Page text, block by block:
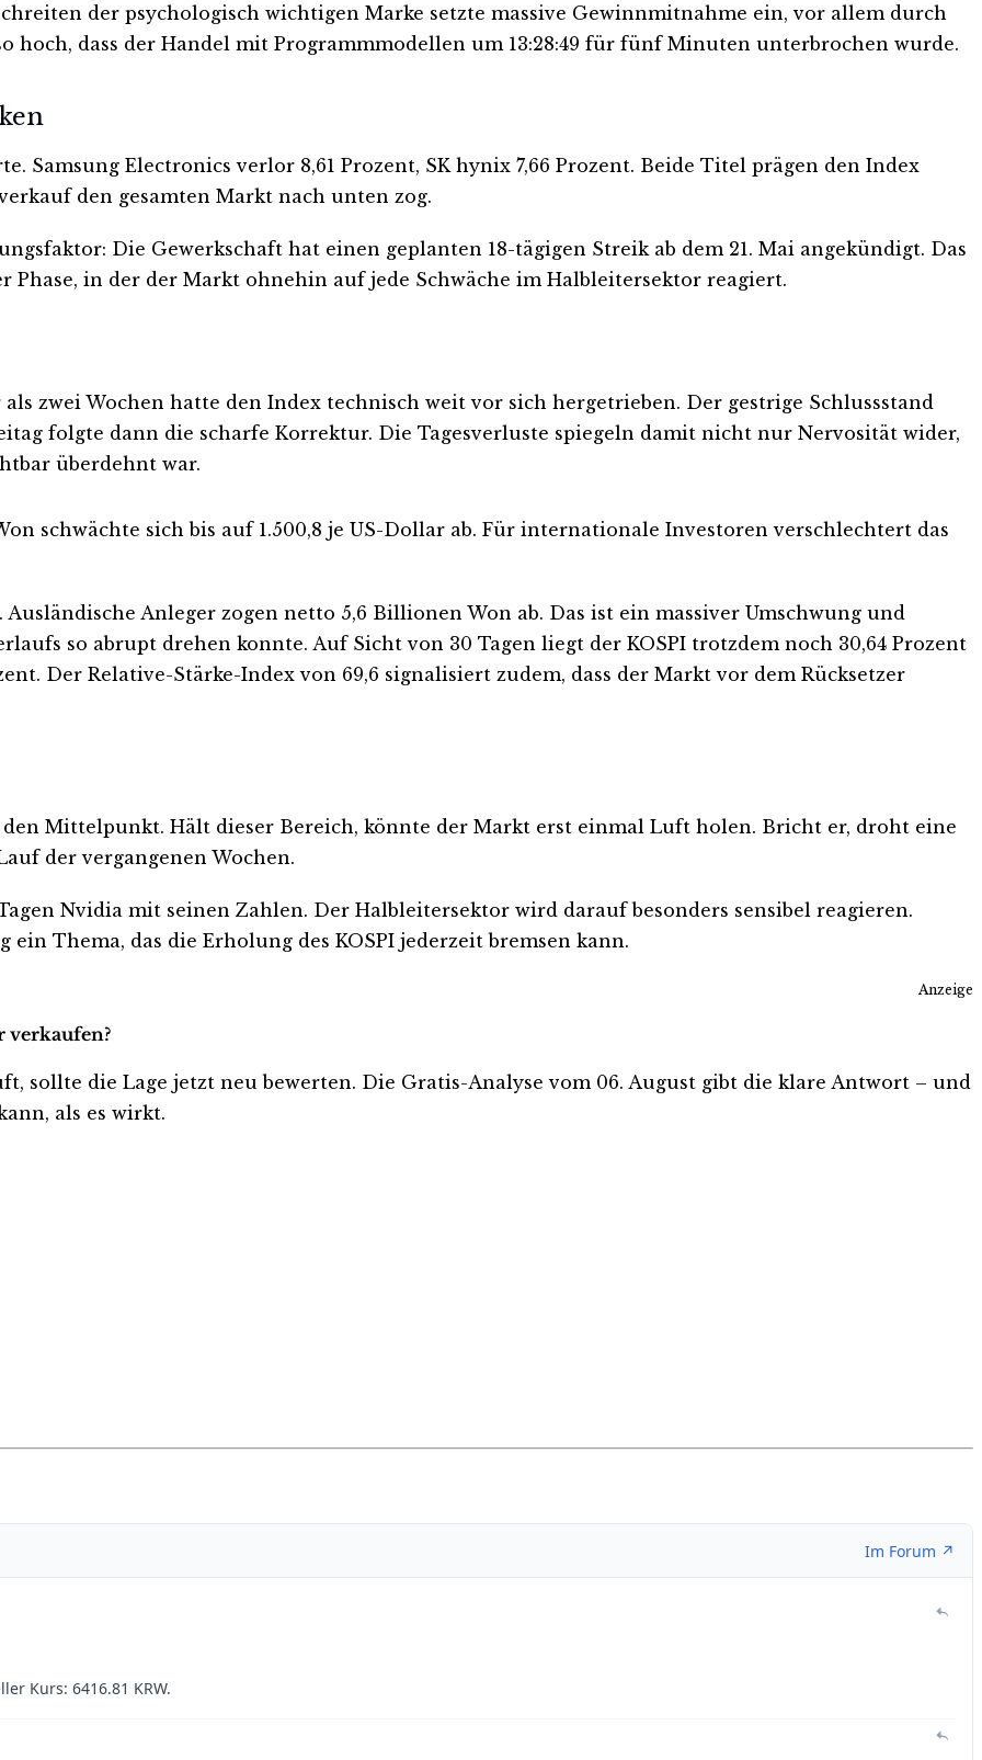
der psychologisch wichtigen Marke setzte massive Gewinnmitnahme ein, vor allem durch
hoch, dass der Handel mit Programmmodellen um 13:28:49 für fünf Minuten unterbrochen wurde.
Samsung Electronics verlor 8,61 Prozent, SK hynix 7,66 Prozent. Beide Titel prägen den Index
den gesamten Markt nach unten zog.
Die Gewerkschaft hat einen geplanten 18-tägigen Streik ab dem 21. Mai angekündigt. Das
in der der Markt ohnehin auf jede Schwäche im Halbleitersektor reagiert.
zwei Wochen hatte den Index technisch weit vor sich hergetrieben. Der gestrige Schlussstand
folgte dann die scharfe Korrektur. Die Tagesverluste spiegeln damit nicht nur Nervosität wider,
überdehnt war.
schwächte sich bis auf 1.500,8 je US-Dollar ab. Für internationale Investoren verschlechtert das
Anleger zogen netto 5,6 Billionen Won ab. Das ist ein massiver Umschwung und
so abrupt drehen konnte. Auf Sicht von 30 Tagen liegt der KOSPI trotzdem noch 30,64 Prozent
Der Relative-Stärke-Index von 69,6 signalisiert zudem, dass der Markt vor dem Rücksetzer
Mittelpunkt. Hält dieser Bereich, könnte der Markt erst einmal Luft holen. Bricht er, droht eine
der vergangenen Wochen.
Nvidia mit seinen Zahlen. Der Halbleitersektor wird darauf besonders sensibel reagieren.
Thema, das die Erholung des KOSPI jederzeit bremsen kann.
Anzeige
verkaufen?
sollte die Lage jetzt neu bewerten. Die Gratis-Analyse vom 06. August gibt die klare Antwort – und
als es wirkt.